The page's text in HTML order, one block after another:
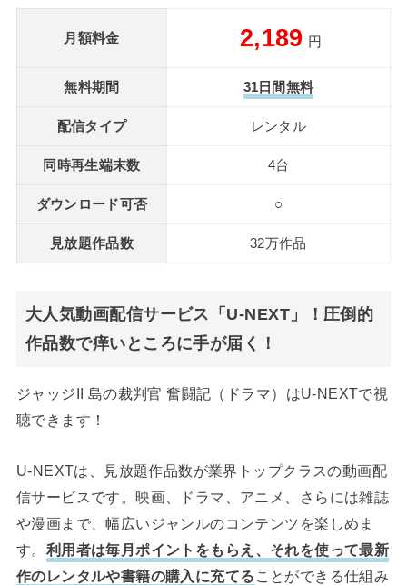
月額料金 2,189 円
無料期間 31日間無料
配信タイプ レンタル
同時再生端末数 4台
ダウンロード可否 ○
見放題作品数 32万作品
大人気動画配信サービス「U-NEXT」！圧倒的
作品数で痒いところに手が届く！
ジャッジII 島の裁判官 奮闘記（ドラマ）はU-NEXTで視
聴できます！
U-NEXTは、見放題作品数が業界トップクラスの動画配
信サービスです。映画、ドラマ、アニメ、さらには雑誌
や漫画まで、幅広いジャンルのコンテンツを楽しめま
す。 利用者は毎月ポイントをもらえ、それを使って最新
作のレンタルや書籍の購入に充てる ことができる仕組み